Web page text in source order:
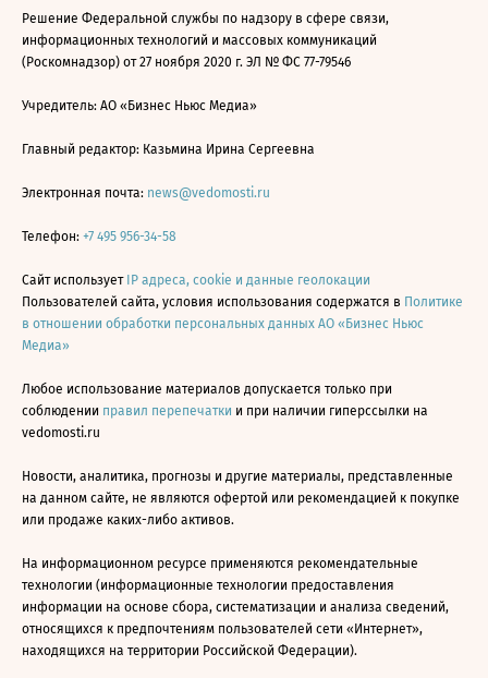
Решение Федеральной службы по надзору в сфере связи,
информационных технологий и массовых коммуникаций
(Роскомнадзор) от 27 ноября 2020 г. ЭЛ № ФС 77-79546
Учредитель: АО «Бизнес Ньюс Медиа»
Главный редактор: Казьмина Ирина Сергеевна
Электронная почта: news@vedomosti.ru
Телефон: +7 495 956-34-58
Сайт использует IP адреса, cookie и данные геолокации
Пользователей сайта, условия использования содержатся в Политике
в отношении обработки персональных данных АО «Бизнес Ньюс
Медиа»
Любое использование материалов допускается только при
соблюдении правил перепечатки и при наличии гиперссылки на
vedomosti.ru
Новости, аналитика, прогнозы и другие материалы, представленные
на данном сайте, не являются офертой или рекомендацией к покупке
или продаже каких-либо активов.
На информационном ресурсе применяются рекомендательные
технологии (информационные технологии предоставления
информации на основе сбора, систематизации и анализа сведений,
относящихся к предпочтениям пользователей сети «Интернет»,
находящихся на территории Российской Федерации).